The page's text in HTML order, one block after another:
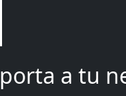
a tu